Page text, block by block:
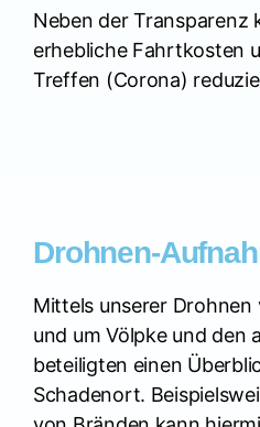
Neben der Transparenz
erhebliche Fahrtkosten
Treffen (Corona)
Drohnen-
Mittels unserer
und um Völpke und den
beteiligten einen
Schadenort.